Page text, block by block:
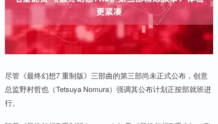
尽管《最终幻想7 重制版》三部曲的第三部尚未正式公布，创意
总监野村哲也（Tetsuya Nomura）强调其公布计划正按部就班进
行。